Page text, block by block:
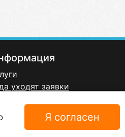
уходят заявки
оферта
на обработку
Я согласен